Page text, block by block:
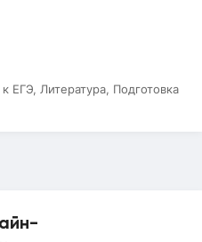
ЕГЭ, Литература, Подготовка